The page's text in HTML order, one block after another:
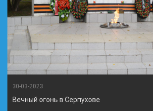
30-03-2023
Вечный огонь в Серпухове